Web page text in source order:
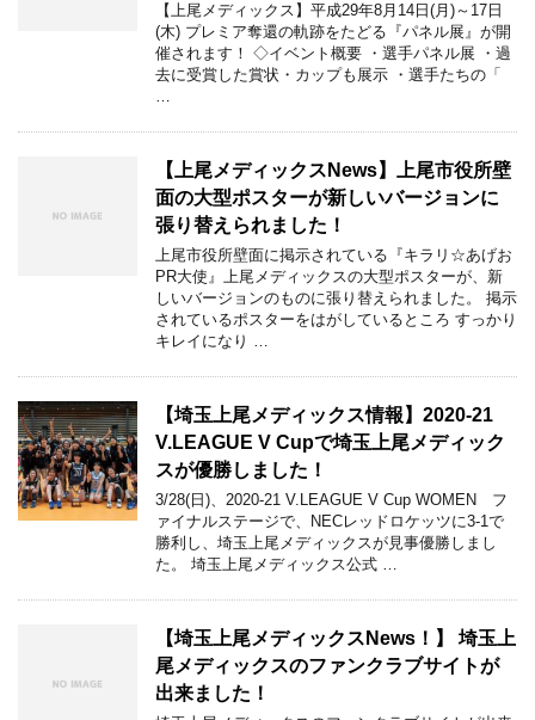
【上尾メディックス】平成29年8月14日(月)～17日
(木) プレミア奪還の軌跡をたどる『パネル展』が開
催されます！ ◇イベント概要 ・選手パネル展 ・過
去に受賞した賞状・カップも展示 ・選手たちの「
…
【上尾メディックスNews】上尾市役所壁
面の大型ポスターが新しいバージョンに
張り替えられました！
上尾市役所壁面に掲示されている『キラリ☆あげお
PR大使』上尾メディックスの大型ポスターが、新
しいバージョンのものに張り替えられました。 掲示
されているポスターをはがしているところ すっかり
キレイになり …
【埼玉上尾メディックス情報】2020-21
V.LEAGUE V Cupで埼玉上尾メディック
スが優勝しました！
3/28(日)、2020-21 V.LEAGUE V Cup WOMEN フ
ァイナルステージで、NECレッドロケッツに3-1で
勝利し、埼玉上尾メディックスが見事優勝しまし
た。 埼玉上尾メディックス公式 …
【埼玉上尾メディックスNews！】 埼玉上
尾メディックスのファンクラブサイトが
出来ました！